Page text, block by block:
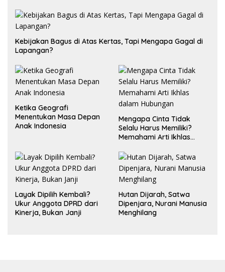
Kebijakan Bagus di Atas Kertas, Tapi Mengapa Gagal di
Lapangan?
Ketika Geografi
Menentukan Masa Depan
Anak Indonesia
Mengapa Cinta Tidak
Selalu Harus Memiliki?
Memahami Arti Ikhlas
Layak Dipilih Kembali?
Ukur Anggota DPRD dari
Kinerja, Bukan Janji
Hutan Dijarah, Satwa
Dipenjara, Nurani Manusia
Menghilang